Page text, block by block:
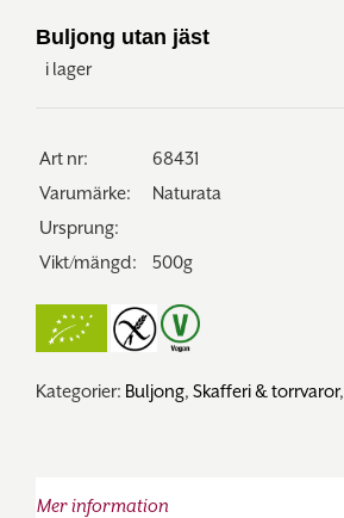
Buljong utan jäst
i lager
Art nr:
68431
Varumärke:
Naturata
Ursprung:
Vikt/mängd:
500g
Kategorier: Buljong, Skafferi & torrvaror,
Mer information